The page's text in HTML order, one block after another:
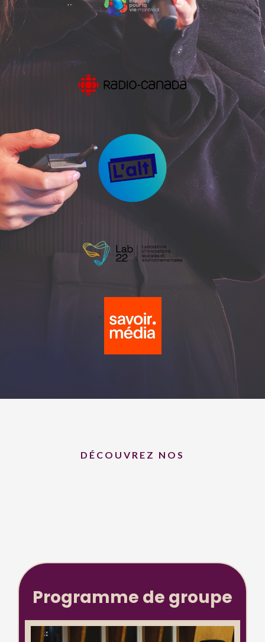
DÉCOUVREZ NOS
Programme de groupe